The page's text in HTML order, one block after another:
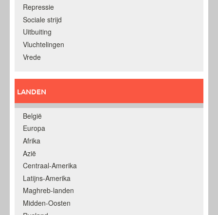
Repressie
Sociale strijd
Uitbuiting
Vluchtelingen
Vrede
LANDEN
België
Europa
Afrika
Azië
Centraal-Amerika
Latijns-Amerika
Maghreb-landen
Midden-Oosten